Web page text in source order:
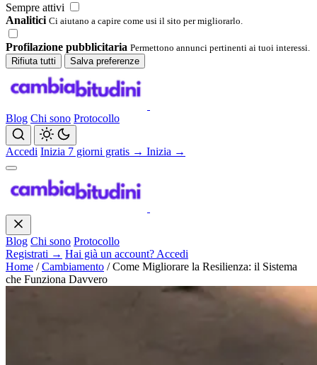
Sempre attivi
Analitici Ci aiutano a capire come usi il sito per migliorarlo.
Profilazione pubblicitaria Permettono annunci pertinenti ai tuoi interessi.
Rifiuta tutti
Salva preferenze
Blog Chi sono Protocollo
Accedi Inizia 7 giorni gratis → Inizia →
Blog Chi sono Protocollo
Registrati → Hai già un account? Accedi
Home / Cambiamento / Come Migliorare la Resilienza: il Sistema
che Funziona Davvero